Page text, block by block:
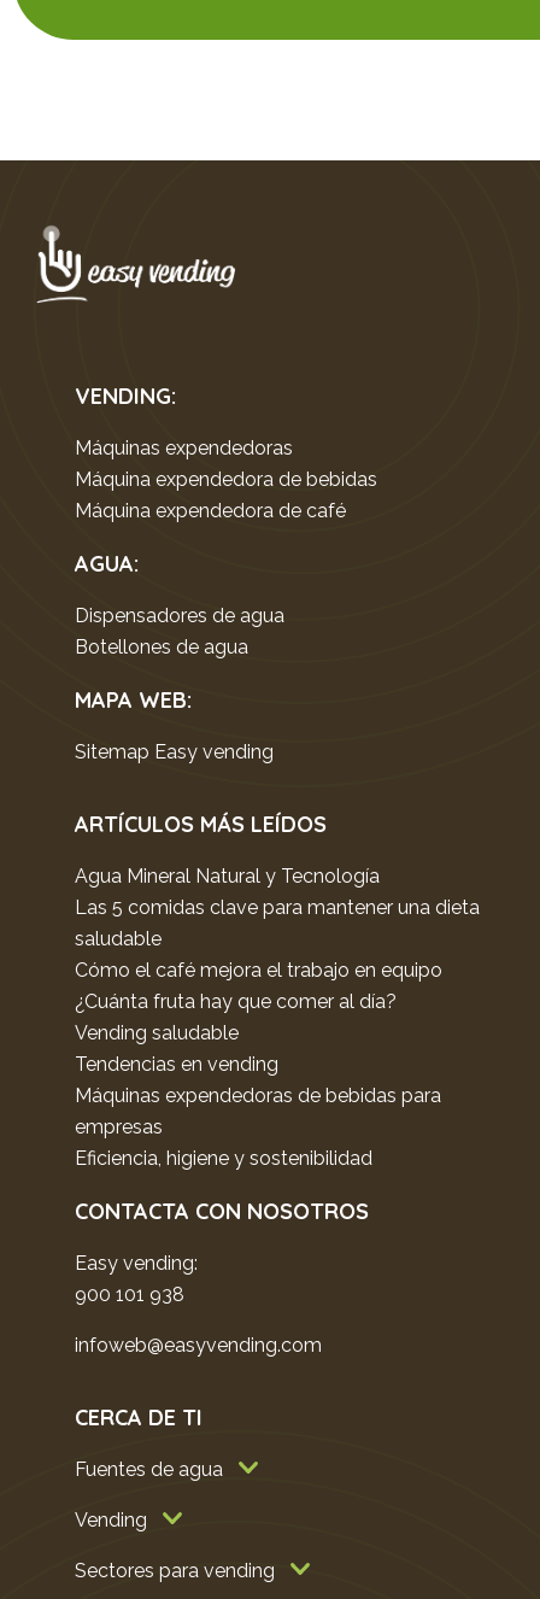
VENDING:
Máquinas expendedoras
Máquina expendedora de bebidas
Máquina expendedora de café
AGUA:
Dispensadores de agua
Botellones de agua
MAPA WEB:
Sitemap Easy vending
ARTÍCULOS MÁS LEÍDOS
Agua Mineral Natural y Tecnología
Las 5 comidas clave para mantener una dieta
saludable
Cómo el café mejora el trabajo en equipo
¿Cuánta fruta hay que comer al día?
Vending saludable
Tendencias en vending
Máquinas expendedoras de bebidas para
empresas
Eficiencia, higiene y sostenibilidad
CONTACTA CON NOSOTROS
Easy vending:
900 101 938
infoweb@easyvending.com
CERCA DE TI
Fuentes de agua
Vending
Sectores para vending